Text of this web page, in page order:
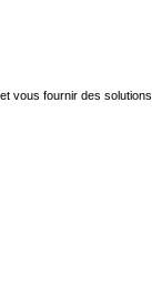
vous fournir des solutions.